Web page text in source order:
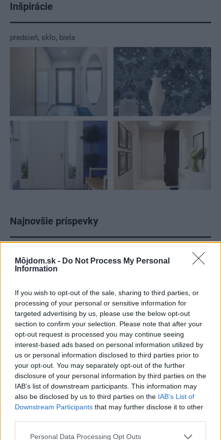
Môjdom.sk - Do Not Process My Personal
Information
If you wish to opt-out of the sale, sharing to third parties, or
processing of your personal or sensitive information for
targeted advertising by us, please use the below opt-out
section to confirm your selection. Please note that after your
opt-out request is processed you may continue seeing
interest-based ads based on personal information utilized by
us or personal information disclosed to third parties prior to
your opt-out. You may separately opt-out of the further
disclosure of your personal information by third parties on the
IAB’s list of downstream participants. This information may
also be disclosed by us to third parties on the IAB’s List of
Downstream Participants that may further disclose it to other
Please note that this website/app uses one or more Google
Personal Data Processing Opt Outs
Inšpirácie
predsieň, sklo, biela
Najnovšie príspevky
Re: Takto sa rieši málo úložného miesta. V tomto byte
stačil jeden prvok | Môjdom.sk
My napríklad labky utierame hneď pri dverách a doma pred dvere
Re: Takto sa rieši málo úložného miesta. V tomto byte
stačil jeden prvok | Môjdom.sk
Dizajn je to nádherný, tá brezová preglejka a čisté línie vyzerajú super.
Ale vždy, keď…
Re: Toto je najväčší mýtus pri ošetrení dreva a môže vás
vyjsť draho. Ako ho ochrániť pred hnitím a škodcami?
clovek by cakal ze vysusene drahe drevo bolo predtym naparovane aby
sa zbavilo zarodkov skodcov...